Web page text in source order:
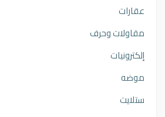
عقارات
مقاولات وحرف
إلكترونيات
موضه
ستلايت